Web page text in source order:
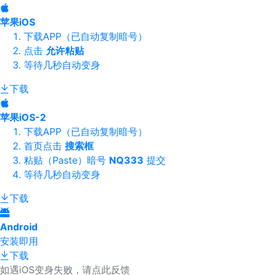
苹果iOS
下载APP（已自动复制暗号）
点击 允许粘贴
等待几秒自动变身
下载
苹果iOS-2
下载APP（已自动复制暗号）
首页点击 搜索框
粘贴（Paste）暗号 NQ333 提交
等待几秒自动变身
下载
Android
安装即用
下载
如遇iOS变身失败，请点此反馈